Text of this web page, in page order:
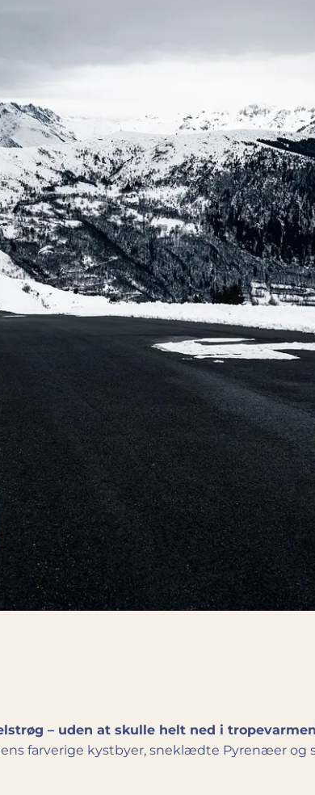
– uden at skulle helt ned i
farverige kystbyer, sneklædte Pyrenæer og